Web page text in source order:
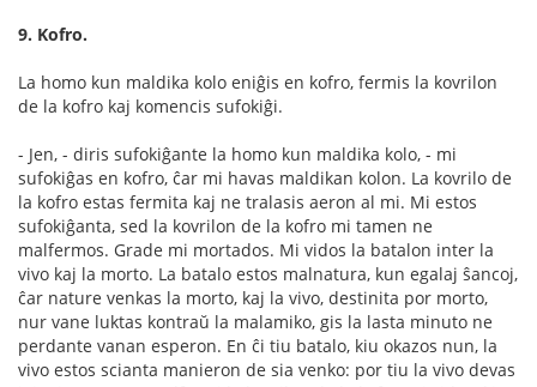
9. Kofro.
La homo kun maldika kolo eniĝis en kofro, fermis la kovrilon
de la kofro kaj komencis sufokiĝi.
- Jen, - diris sufokiĝante la homo kun maldika kolo, - mi
sufokiĝas en kofro, ĉar mi havas maldikan kolon. La kovrilo de
la kofro estas fermita kaj ne tralasis aeron al mi. Mi estos
sufokiĝanta, sed la kovrilon de la kofro mi tamen ne
malfermos. Grade mi mortados. Mi vidos la batalon inter la
vivo kaj la morto. La batalo estos malnatura, kun egalaj ŝancoj,
ĉar nature venkas la morto, kaj la vivo, destinita por morto,
nur vane luktas kontraŭ la malamiko, gis la lasta minuto ne
perdante vanan esperon. En ĉi tiu batalo, kiu okazos nun, la
vivo estos scianta manieron de sia venko: por tiu la vivo devas